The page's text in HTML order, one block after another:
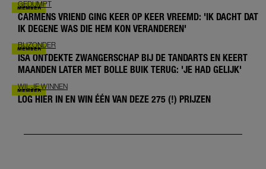
GEDUMPT
CARMENS VRIEND GING KEER OP KEER VREEMD: 'IK DACHT DAT
IK DEGENE WAS DIE HEM KON VERANDEREN'
BIJZONDER
ISA ONTDEKTE ZWANGERSCHAP BIJ DE TANDARTS EN KEERT
MAANDEN LATER MET BOLLE BUIK TERUG: 'JE HAD GELIJK'
WIL JE WINNEN
LOG HIER IN EN WIN ÉÉN VAN DEZE 275 (!) PRIJZEN